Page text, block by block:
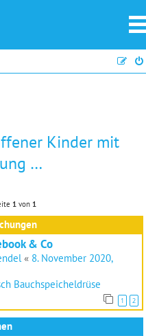
Kinder mit
…
1 von 1
& Co
« 8. November 2020,
Bauchspeicheldrüse
1 2